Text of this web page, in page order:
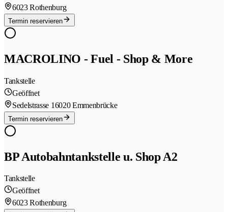
6023 Rothenburg
Termin reservieren
MACROLINO - Fuel - Shop & More
Tankstelle
Geöffnet
Sedelstrasse 16020 Emmenbrücke
Termin reservieren
BP Autobahntankstelle u. Shop A2
Tankstelle
Geöffnet
6023 Rothenburg